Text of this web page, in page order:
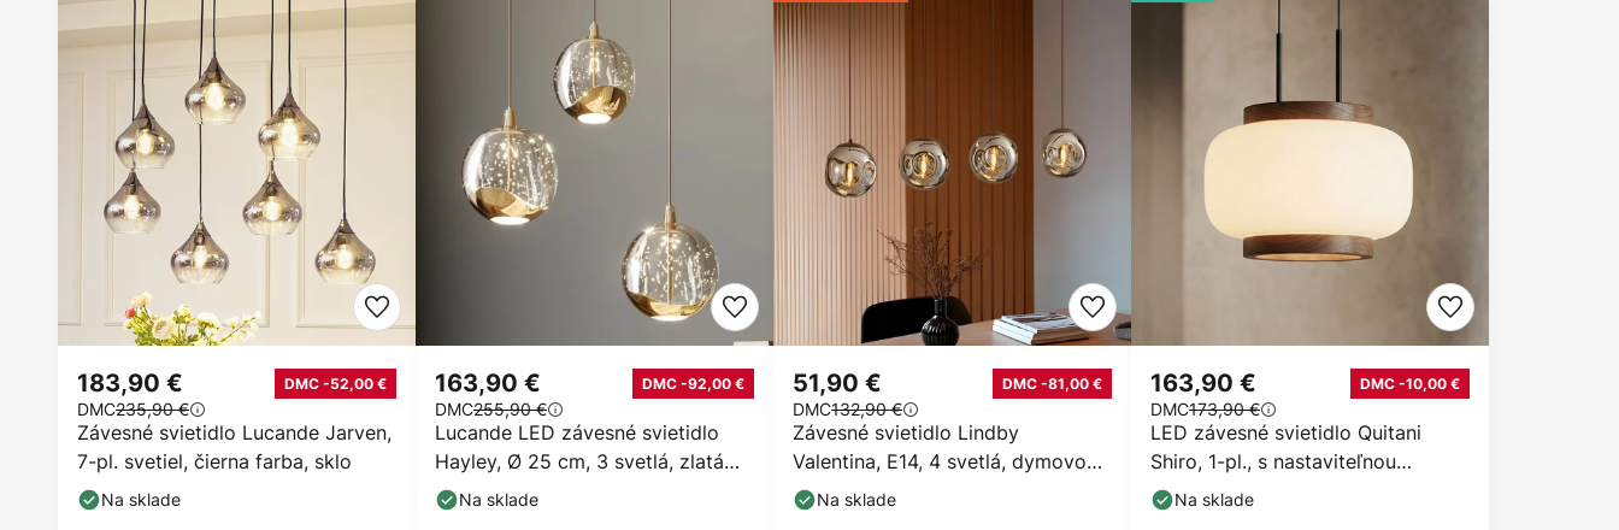
Závesné svietidlo Lucande Jarven,
7-pl. svetiel, čierna farba, sklo
183,90 € DMC -52,00 €
DMC235,90 €
Na sklade
Lucande LED závesné svietidlo
Hayley, Ø 25 cm, 3 svetlá, zlatá
farba, sklo
163,90 € DMC -92,00 €
DMC255,90 €
Na sklade
Závesné svietidlo Lindby
Valentina, E14, 4 svetlá, dymovo
sivá, sklo
51,90 € DMC -81,00 €
DMC132,90 €
Na sklade
LED závesné svietidlo Quitani
Shiro, 1-pl., s nastaviteľnou
výškou, sklo
163,90 € DMC -10,00 €
DMC173,90 €
Na sklade